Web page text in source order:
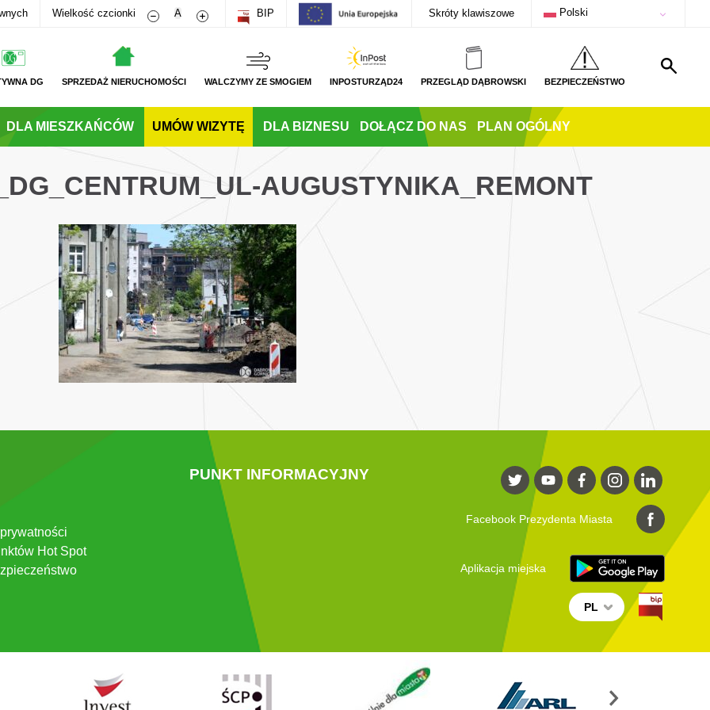
Wielkość czcionki Zmniejsz rozmiar czcionki
A Zwiększ rozmiar czcionki
BIP Skróty klawiszowe Polski
DG SPRZEDAŻ NIERUCHOMOŚCI WALCZYMY ZE SMOGIEM INPOSTURZĄD24 PRZEGLĄD DĄBROWSKI BEZPIECZEŃSTWO
DLA MIESZKAŃCÓW UMÓW WIZYTĘ DLA BIZNESU DOŁĄCZ DO NAS PLAN OGÓLNY
AUGUSTYNIKA_REMONT
Hot Spot
PUNKT INFORMACYJNY
Facebook Prezydenta Miasta
Aplikacja miejska
PL